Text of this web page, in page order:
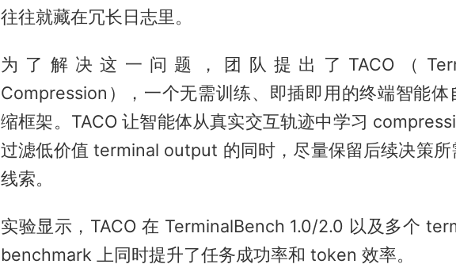
往往就藏在冗长日志里。
为了解决这一问题，团队提出了TACO（
Compression），一个无需训练、即插即用的终端智能体
缩框架。TACO 让智能体从真实交互轨迹中学习
过滤低价值 terminal output 的同时，尽量保留后续决策所
线索。
实验显示，TACO 在 TerminalBench 1.0/2.0 以及多个
benchmark 上同时提升了任务成功率和 token 效率。